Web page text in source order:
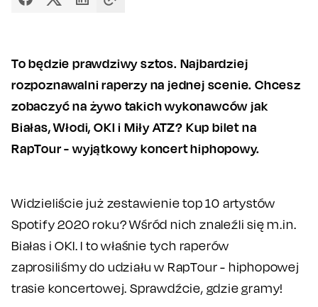
To będzie prawdziwy sztos. Najbardziej
rozpoznawalni raperzy na jednej scenie. Chcesz
zobaczyć na żywo takich wykonawców jak
Białas, Włodi, OKI i Miły ATZ? Kup bilet na
RapTour - wyjątkowy koncert hiphopowy.
Widzieliście już zestawienie top 10 artystów
Spotify 2020 roku? Wśród nich znaleźli się m.in.
Białas i OKI. I to właśnie tych raperów
zaprosiliśmy do udziału w RapTour - hiphopowej
trasie koncertowej. Sprawdźcie, gdzie gramy!